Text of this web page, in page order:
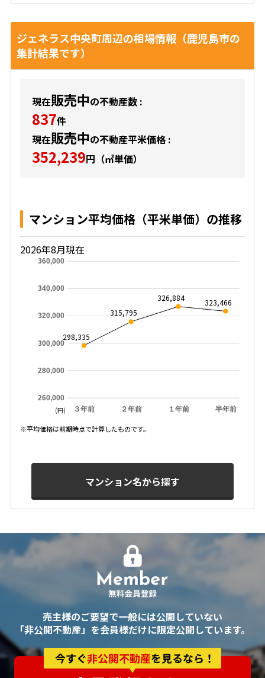
ジェネラス中央町周辺の相場情報（鹿児島市の
集計結果です）
現在販売中の不動産数 :
837件
現在販売中の不動産平米価格 :
352,239円（㎡単価）
マンション平均価格（平米単価）の推移
2026年8月現在
３年前 ２年前 １年前 半年前
260,000
280,000
300,000
320,000
340,000
360,000
298,335
315,795
326,884 323,466
(円)
※平均価格は前期時点で計算したものです。
マンション名から探す
売主様のご要望で一般には公開していない
「非公開不動産」を会員様だけに限定公開しています。